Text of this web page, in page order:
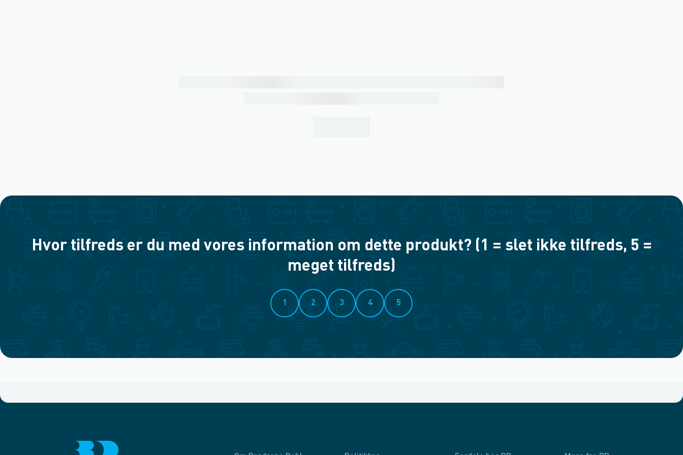
Hvor tilfreds er du med vores information om dette produkt? (1 = slet ikke tilfreds, 5 =
meget tilfreds)
1 2 3 4 5